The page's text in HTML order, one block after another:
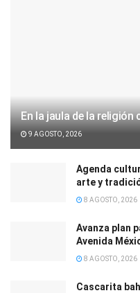
En la jaula de la religión
9 AGOSTO, 2026
Agenda
arte y
8 AGOSTO, 2026
Avanza plan
Avenida
8 AGOSTO, 2026
Cascarita